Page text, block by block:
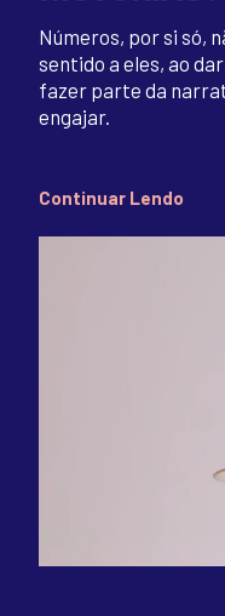
Números, por si só,
sentido a eles, ao
fazer parte da
engajar.
Continuar Lendo